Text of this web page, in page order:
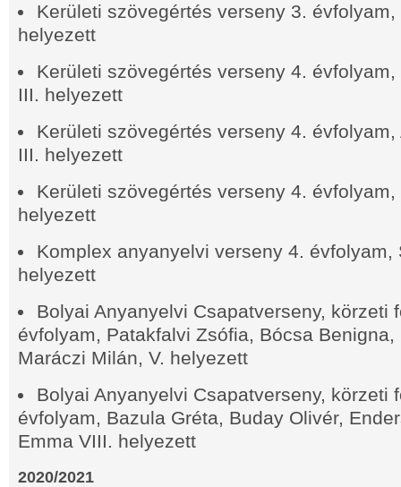
Kerületi szövegértés verseny 3.
helyezett
Kerületi szövegértés verseny 4.
III. helyezett
Kerületi szövegértés verseny 4.
III. helyezett
Kerületi szövegértés verseny 4.
helyezett
Komplex anyanyelvi verseny 4. évfolyam,
helyezett
Bolyai Anyanyelvi Csapatverseny, körzeti
évfolyam, Patakfalvi Zsófia, Bócsa
Maráczi Milán, V. helyezett
Bolyai Anyanyelvi Csapatverseny, körzeti
évfolyam, Bazula Gréta, Buday Olivér,
Emma VIII. helyezett
2020/2021